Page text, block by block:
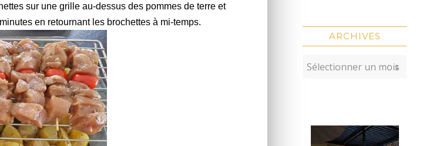
sur une grille au-dessus des pommes de terre et
en retournant les brochettes à mi-temps.
ARCHIVES